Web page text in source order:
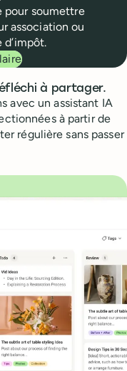
pour soumettre
association ou
à partager.
avec un assistant IA
à partir de
régulière sans passer